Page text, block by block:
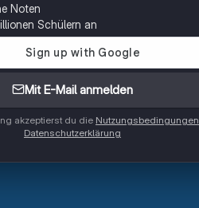
Noten
Schülern an
Mit E-Mail anmelden
akzeptierst du die Nutzungsbedingungen
Datenschutzerklärung